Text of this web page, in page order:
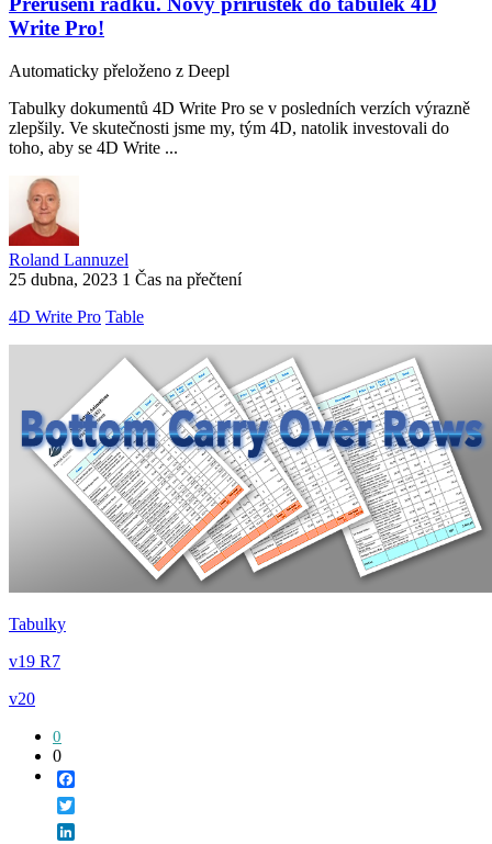
Write Pro!
Automaticky přeloženo z Deepl
Tabulky dokumentů 4D Write Pro se v posledních verzích výrazně
zlepšily. Ve skutečnosti jsme my, tým 4D, natolik investovali do
toho, aby se 4D Write ...
Roland Lannuzel
25 dubna, 2023 1 Čas na přečtení
4D Write Pro Table
Tabulky
v19 R7
v20
0
0